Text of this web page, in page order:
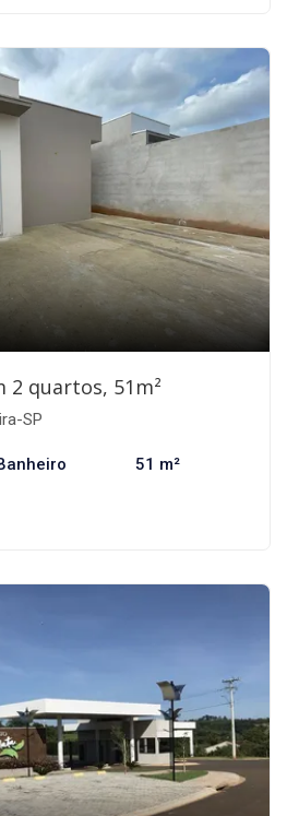
2 quartos, 51m²
SP
51 m²